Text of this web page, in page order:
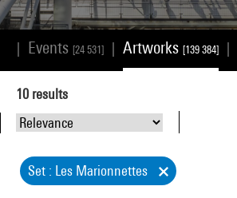
Events [24 531] Artworks [139 384]
10 results
Set : Les Marionnettes